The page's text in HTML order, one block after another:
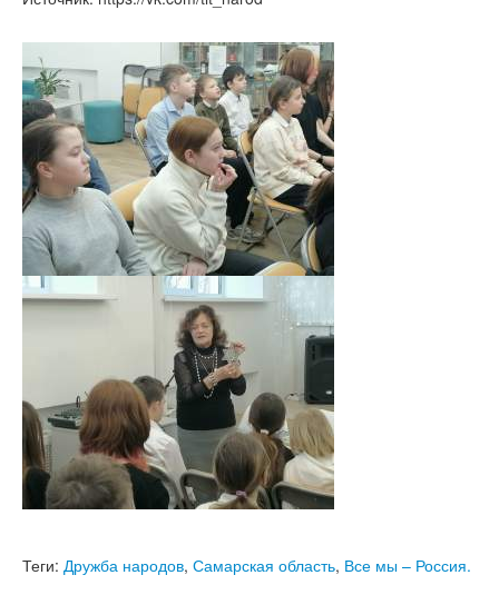
Теги: Дружба народов, Самарская область, Все мы – Россия.